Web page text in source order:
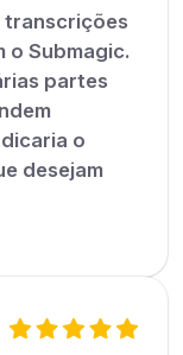
transcrições
o Submagic.
partes
o
desejam